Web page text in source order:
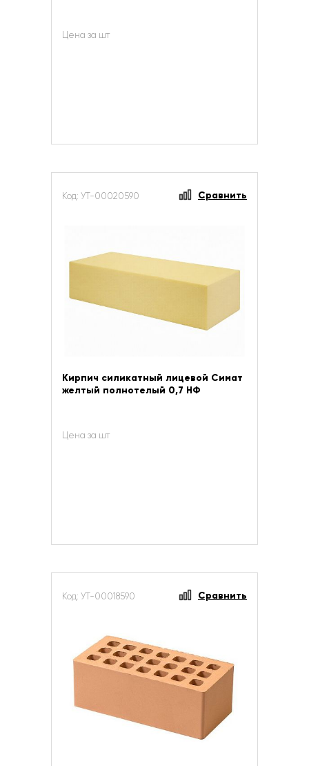
Цена за шт
Код: УТ-00020590 Сравнить
Кирпич силикатный лицевой Симат
желтый полнотелый 0,7 НФ
Цена за шт
Код: УТ-00018590 Сравнить